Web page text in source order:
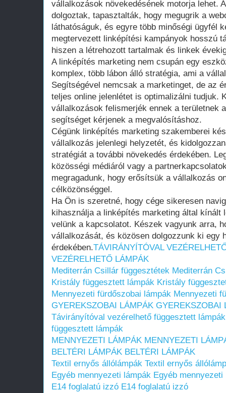
vállalkozások növekedésének motorja lehet.
dolgoztak, tapasztalták, hogy megugrik a
láthatóságuk, és egyre több minőségi ügyfél
megtervezett linképítési kampányok hosszú
hiszen a létrehozott tartalmak és linkek
A linképítés marketing nem csupán egy
komplex, több lábon álló stratégia, ami a
Segítségével nemcsak a marketinget, de az
teljes online jelenlétet is optimalizálni tudjuk.
vállalkozások felismerjék ennek a területnek
segítséget kérjenek a megvalósításhoz.
Cégünk linképítés marketing szakemberei
vállalkozás jelenlegi helyzetét, és
stratégiát a további növekedés érdekében.
közösségi médiáról vagy a
megragadunk, hogy erősítsük a vállalkozás
célközönséggel.
Ha Ön is szeretné, hogy cége sikeresen
kihasználja a linképítés marketing által kínált
velünk a kapcsolatot. Készek vagyunk arra,
vállalkozását, és közösen dolgozzunk ki egy
érdekében.TÁVIRÁNYÍTÓVAL
VEZÉRELHETŐ LÁMPÁK
Mediterrán Csillár függesztétek Mediterrán
Kristály függesztett lámpák Kristály
Mennyezeti fürdőszobai lámpák Mennyezeti
GYEREKSZOBAI LÁMPÁK GYEREKSZOBAI
Távirányítóval vezérelhető függesztett lámpák
függesztett lámpák
MENNYEZETI LÁMPÁK MENNYEZETI
BELTÉRI LÁMPÁK BELTÉRI LÁMPÁK
Textil ernyős állólámpák Textil ernyős
Egyéb mennyezeti lámpák Egyéb mennyezeti
E14 foglalatú izzó E14 foglalatú izzó